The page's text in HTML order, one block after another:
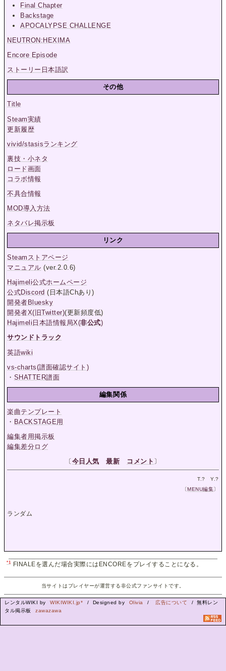
Final Chapter
Backstage
APOCALYPSE CHALLENGE
NEUTRON:HEXIMA
Encore Episode
ストーリー日本語訳
その他
Title
Steam実績
更新履歴
vivid/stasisランキング
裏技・小ネタ
ロード画面
コラボ情報
不具合情報
MOD導入方法
ネタバレ掲示板
リンク
Steamストアページ
マニュアル (ver.2.0.6)
Hajimeli公式ホームページ
公式Discord (日本語Chあり)
開発者Bluesky
開発者X(旧Twitter)(更新頻度低)
Hajimeli日本語情報局X(非公式)
サウンドトラック
英語wiki
vs-charts(譜面確認サイト)
・ SHATTER譜面
編集関係
楽曲テンプレート
・ BACKSTAGE用
編集者用掲示板
編集差分ログ
〔 今日人気 最新 コメント 〕
T.? Y.?
〔MENU編集〕
ランダム
*1 FINALEを選んだ場合実際にはENCOREをプレイすることになる。
当サイトはプレイヤーが運営する非公式ファンサイトです。
レンタルWIKI by WIKIWIKI.jp* / Designed by Olivia / 広告について
/ 無料レン
タル掲示板
zawazawa